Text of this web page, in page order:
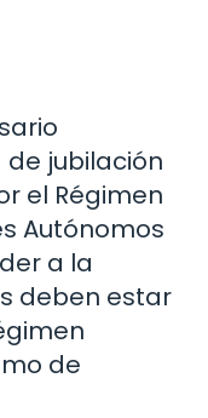
jubilación
el Régimen
Autónomos
a la
deben estar
de